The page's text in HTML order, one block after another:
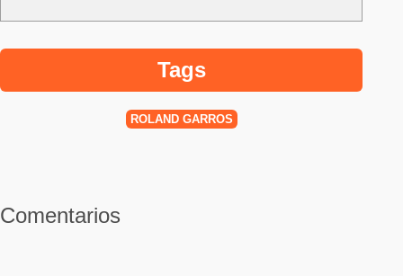
Tags
ROLAND GARROS
Comentarios